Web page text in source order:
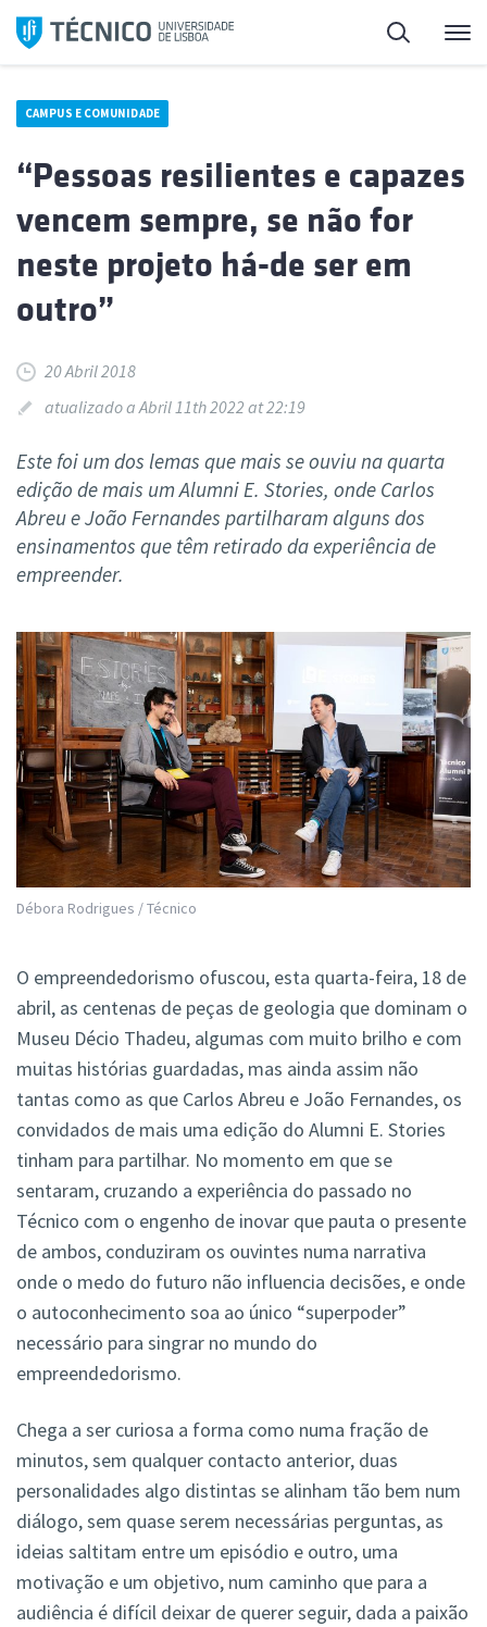
Saltar
para
Pesquisa
CAMPUS E COMUNIDADE
“Pessoas resilientes e capazes
vencem sempre, se não for
neste projeto há-de ser em
outro”
20 Abril 2018
atualizado a Abril 11th 2022 at 22:19
Este foi um dos lemas que mais se ouviu na quarta
edição de mais um Alumni E. Stories, onde Carlos
Abreu e João Fernandes partilharam alguns dos
ensinamentos que têm retirado da experiência de
empreender.
Débora Rodrigues / Técnico
O empreendedorismo ofuscou, esta quarta-feira, 18 de
abril, as centenas de peças de geologia que dominam o
Museu Décio Thadeu, algumas com muito brilho e com
muitas histórias guardadas, mas ainda assim não
tantas como as que Carlos Abreu e João Fernandes, os
convidados de mais uma edição do Alumni E. Stories
tinham para partilhar. No momento em que se
sentaram, cruzando a experiência do passado no
Técnico com o engenho de inovar que pauta o presente
de ambos, conduziram os ouvintes numa narrativa
onde o medo do futuro não influencia decisões, e onde
o autoconhecimento soa ao único “superpoder”
necessário para singrar no mundo do
empreendedorismo.
Chega a ser curiosa a forma como numa fração de
minutos, sem qualquer contacto anterior, duas
personalidades algo distintas se alinham tão bem num
diálogo, sem quase serem necessárias perguntas, as
ideias saltitam entre um episódio e outro, uma
motivação e um objetivo, num caminho que para a
audiência é difícil deixar de querer seguir, dada a paixão